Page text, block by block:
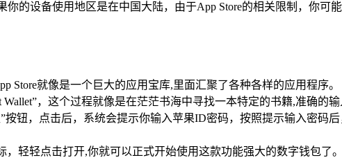
的设备使用地区是在中国大陆，由于App Store的相关限制，你可
Store就像是一个巨大的应用宝库,里面汇聚了各种各样的应用程序。
，这个过程就像是在茫茫书海中寻找一本特定的书籍,准确的输
按钮，点击后，系统会提示你输入苹果ID密码，按照提示输入密码
轻轻点击打开,你就可以正式开始使用这款功能强大的数字钱包了。